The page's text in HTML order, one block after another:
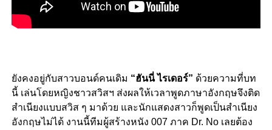
ยังคงอยู่กับสาวบอนด์คนเดิม “ฮันนี่ ไรเดอร์” ด้วยความที่บท
นี้ เล่นโดยหญิงชาวสวิสฯ ส่งผลให้เวลาพูดภาษาอังกฤษจึงติด
สำเนียงแบบสวิส ๆ มาด้วย และนักแสดงสาวก็พูดเป็นสำเนียง
อังกฤษไม่ได้ งานนี้ทีมผู้สร้างหนัง 007 ภาค Dr. No เลยต้อง